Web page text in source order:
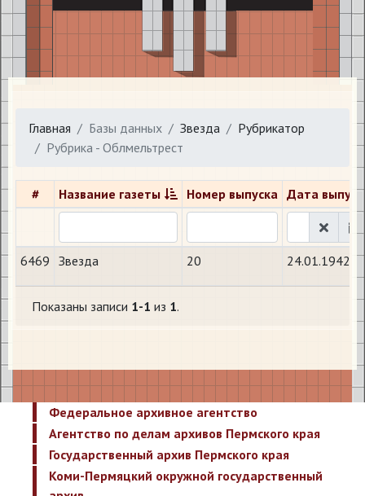
Главная Базы данных Звезда
Рубрикатор
Рубрика - Облмельтрест
# Название газеты Номер выпуска Дата
6469 Звезда 20 24.01.1942
Показаны записи 1-1 из 1.
Федеральное архивное агентство
Агентство по делам архивов Пермского края
Государственный архив Пермского края
Коми-Пермяцкий окружной государственный